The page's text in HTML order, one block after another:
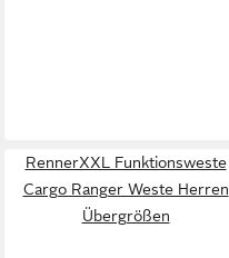
RennerXXL Funktionsweste
Cargo Ranger Weste Herren
Übergrößen